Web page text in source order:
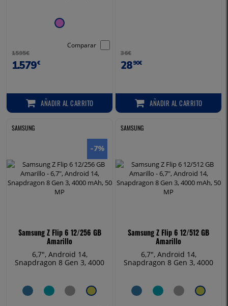
Comparar
1595€
1.579€
AÑADIR AL CARRITO
36€
28 90€
AÑADIR AL CARRITO
SAMSUNG
-7%
Samsung Z Flip 6 12/256 GB
Amarillo
6,7", Android 14,
Snapdragon 8 Gen 3, 4000
SAMSUNG
Samsung Z Flip 6 12/512 GB
Amarillo
6,7", Android 14,
Snapdragon 8 Gen 3, 4000